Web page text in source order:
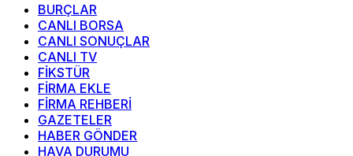
BURÇLAR
CANLI BORSA
CANLI SONUÇLAR
CANLI TV
FİKSTÜR
FİRMA EKLE
FİRMA REHBERİ
GAZETELER
HABER GÖNDER
HAVA DURUMU